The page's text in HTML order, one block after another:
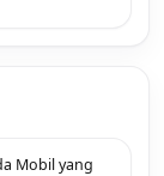
Mobil yang